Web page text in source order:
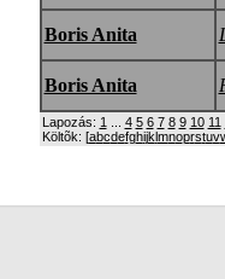
Boris Anita
Boris Anita
Lapozás: 1 4 5 6 7 8 9 10 11
Költõk: [abcdefghijklmnoprstuv